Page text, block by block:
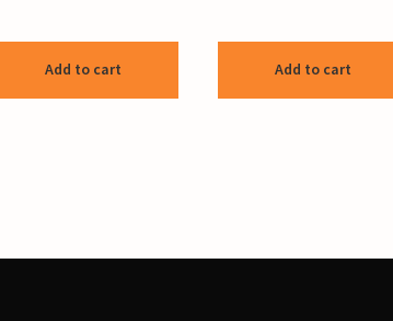
Add to cart Add to cart